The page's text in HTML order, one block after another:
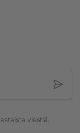
viestiä.